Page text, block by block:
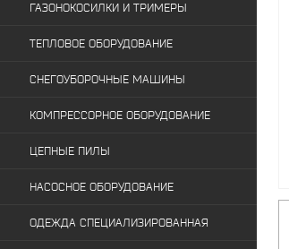
ГАЗОНОКОСИЛКИ И ТРИМЕРЫ
ТЕПЛОВОЕ ОБОРУДОВАНИЕ
СНЕГОУБОРОЧНЫЕ МАШИНЫ
КОМПРЕССОРНОЕ ОБОРУДОВАНИЕ
ЦЕПНЫЕ ПИЛЫ
НАСОСНОЕ ОБОРУДОВАНИЕ
ОДЕЖДА СПЕЦИАЛИЗИРОВАННАЯ